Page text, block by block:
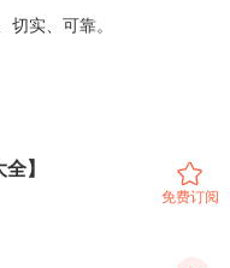
实、可靠。
】
免费订阅